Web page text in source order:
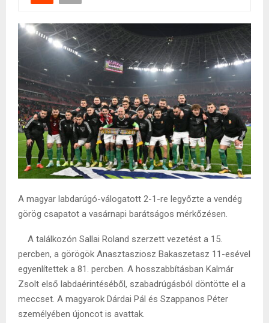
A magyar labdarúgó-válogatott 2-1-re legyőzte a vendég
görög csapatot a vasárnapi barátságos mérkőzésen.
A találkozón Sallai Roland szerzett vezetést a 15.
percben, a görögök Anasztasziosz Bakaszetasz 11-esével
egyenlítettek a 81. percben. A hosszabbításban Kalmár
Zsolt első labdaérintéséből, szabadrúgásból döntötte el a
meccset. A magyarok Dárdai Pál és Szappanos Péter
személyében újoncot is avattak.